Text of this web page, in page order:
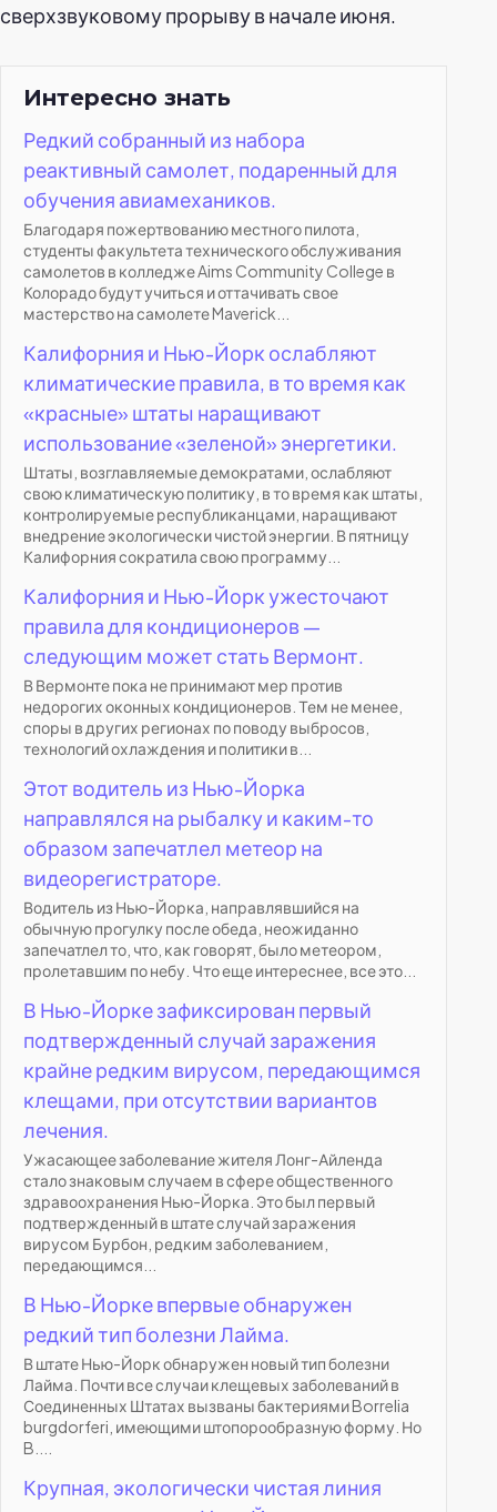
сверхзвуковому прорыву в начале июня.
Интересно знать
Редкий собранный из набора
реактивный самолет, подаренный для
обучения авиамехаников.
Благодаря пожертвованию местного пилота,
студенты факультета технического обслуживания
самолетов в колледже Aims Community College в
Колорадо будут учиться и оттачивать свое
мастерство на самолете Maverick...
Калифорния и Нью-Йорк ослабляют
климатические правила, в то время как
«красные» штаты наращивают
использование «зеленой» энергетики.
Штаты, возглавляемые демократами, ослабляют
свою климатическую политику, в то время как штаты,
контролируемые республиканцами, наращивают
внедрение экологически чистой энергии. В пятницу
Калифорния сократила свою программу...
Калифорния и Нью-Йорк ужесточают
правила для кондиционеров —
следующим может стать Вермонт.
В Вермонте пока не принимают мер против
недорогих оконных кондиционеров. Тем не менее,
споры в других регионах по поводу выбросов,
технологий охлаждения и политики в...
Этот водитель из Нью-Йорка
направлялся на рыбалку и каким-то
образом запечатлел метеор на
видеорегистраторе.
Водитель из Нью-Йорка, направлявшийся на
обычную прогулку после обеда, неожиданно
запечатлел то, что, как говорят, было метеором,
пролетавшим по небу. Что еще интереснее, все это...
В Нью-Йорке зафиксирован первый
подтвержденный случай заражения
крайне редким вирусом, передающимся
клещами, при отсутствии вариантов
лечения.
Ужасающее заболевание жителя Лонг-Айленда
стало знаковым случаем в сфере общественного
здравоохранения Нью-Йорка. Это был первый
подтвержденный в штате случай заражения
вирусом Бурбон, редким заболеванием,
передающимся...
В Нью-Йорке впервые обнаружен
редкий тип болезни Лайма.
В штате Нью-Йорк обнаружен новый тип болезни
Лайма. Почти все случаи клещевых заболеваний в
Соединенных Штатах вызваны бактериями Borrelia
burgdorferi, имеющими штопорообразную форму. Но
B....
Крупная, экологически чистая линия